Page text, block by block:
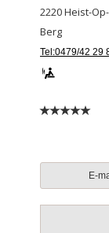
2220Heist-
Berg
Tel:0479/42 29
E-